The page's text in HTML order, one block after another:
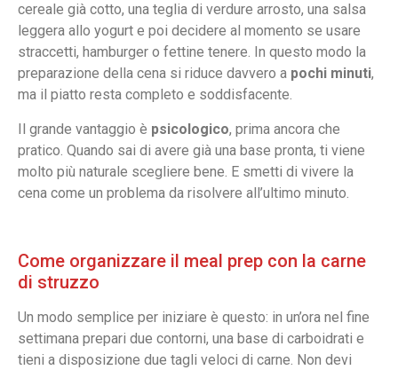
cereale già cotto, una teglia di verdure arrosto, una salsa
leggera allo yogurt e poi decidere al momento se usare
straccetti, hamburger o fettine tenere. In questo modo la
preparazione della cena si riduce davvero a pochi minuti,
ma il piatto resta completo e soddisfacente.
Il grande vantaggio è psicologico, prima ancora che
pratico. Quando sai di avere già una base pronta, ti viene
molto più naturale scegliere bene. E smetti di vivere la
cena come un problema da risolvere all’ultimo minuto.
Come organizzare il meal prep con la carne
di struzzo
Un modo semplice per iniziare è questo: in un’ora nel fine
settimana prepari due contorni, una base di carboidrati e
tieni a disposizione due tagli veloci di carne. Non devi